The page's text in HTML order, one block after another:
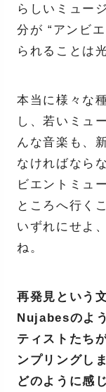
らしいミュー
分が “アンビ
られることは
本当に様々な
し、若いミュ
んな音楽も、
なければなら
ビエントミュ
ところへ行く
いずれにせよ
ね。
再発見という
Nujabesのよ
ティストたち
ンプリングし
どのように感